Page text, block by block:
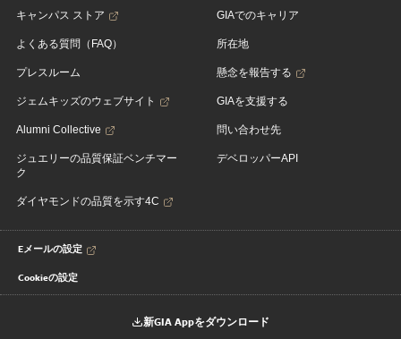
キャンパス ストア
よくある質問（FAQ）
プレスルーム
ジェムキッズのウェブサイト
Alumni Collective
ジュエリーの品質保証ベンチマー
ク
ダイヤモンドの品質を示す4C
GIAでのキャリア
所在地
懸念を報告する
GIAを支援する
問い合わせ先
デベロッパーAPI
Eメールの設定
Cookieの設定
新GIA Appをダウンロード